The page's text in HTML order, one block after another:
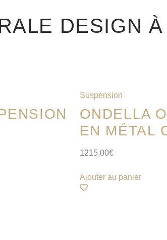
DESIGN
Suspension
ONDELLA
EN MÉTAL
1215,00€
Ajouter au panier